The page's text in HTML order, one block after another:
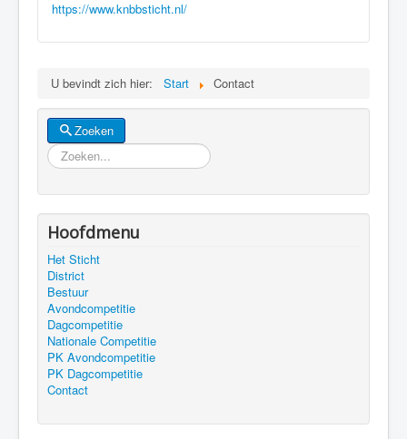
https://www.knbbsticht.nl/
U bevindt zich hier: Start Contact
Zoeken
Zoeken
Hoofdmenu
Het Sticht
District
Bestuur
Avondcompetitie
Dagcompetitie
Nationale Competitie
PK Avondcompetitie
PK Dagcompetitie
Contact